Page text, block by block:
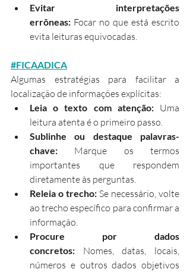
Evitar interpretações
errôneas: Focar no que está escrito
evita leituras equivocadas.
#FICAADICA
Algumas estratégias para facilitar a
localização de informações explícitas:
Leia o texto com atenção: Uma
leitura atenta é o primeiro passo.
Sublinhe ou destaque palavras-
chave: Marque os termos
importantes que respondem
diretamente às perguntas.
Releia o trecho: Se necessário, volte
ao trecho específico para confirmar a
informação.
Procure por dados
concretos: Nomes, datas, locais,
números e outros dados objetivos